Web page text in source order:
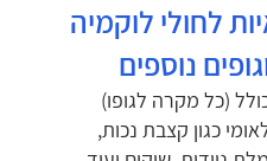
לחולי לוקמיה
נוספים
(כל מקרה לגופו)
כגון קצבת נכות,